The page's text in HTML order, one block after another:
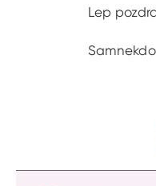
Lep
Samnekdo